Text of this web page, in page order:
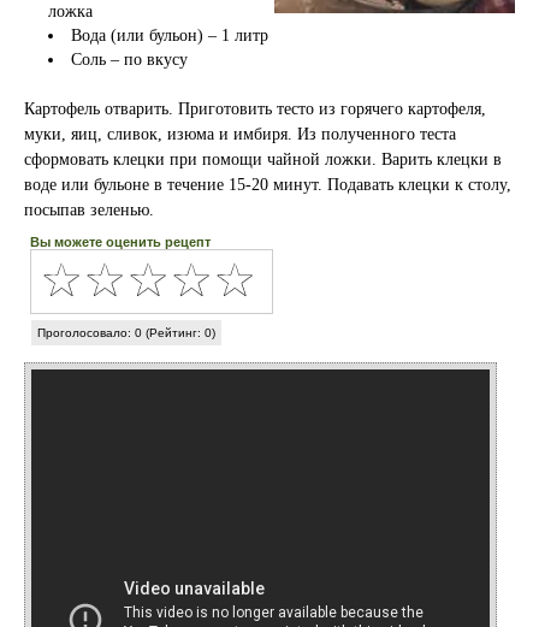
ложка
Вода (или бульон) – 1 литр
Соль – по вкусу
Картофель отварить. Приготовить тесто из горячего картофеля,
муки, яиц, сливок, изюма и имбиря. Из полученного теста
сформовать клецки при помощи чайной ложки. Варить клецки в
воде или бульоне в течение 15-20 минут. Подавать клецки к столу,
посыпав зеленью.
Вы можете оценить рецепт
Проголосовало: 0 (Рейтинг: 0)